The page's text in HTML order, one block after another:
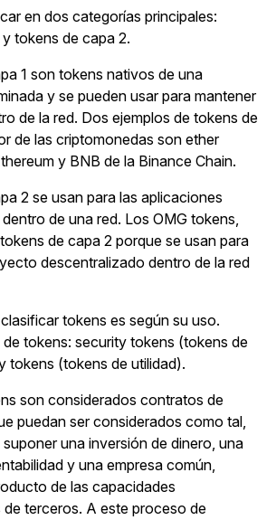
en dos categorías principales:
tokens de capa 2.
1 son tokens nativos de una
y se pueden usar para mantener
de la red. Dos ejemplos de tokens de
de las criptomonedas son ether
y BNB de la Binance Chain.
2 se usan para las aplicaciones
de una red. Los OMG tokens,
de capa 2 porque se usan para
descentralizado dentro de la red
tokens es según su uso.
tokens: security tokens (tokens de
tokens (tokens de utilidad).
son considerados contratos de
puedan ser considerados como tal,
una inversión de dinero, una
y una empresa común,
de las capacidades
terceros. A este proceso de